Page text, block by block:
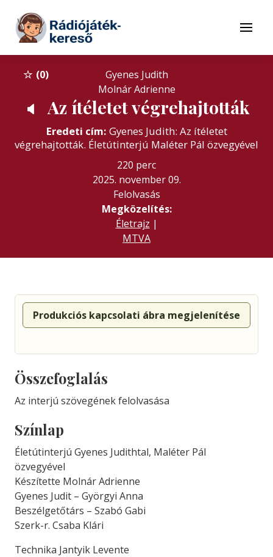
Tovább a tartalomhoz
Menü
0
Gyenes Judith
Molnár Adrienne
🔈 Az ítéletet végrehajtották
Eredeti cím: Gyenes Judith: Az ítéletet
végrehajtották. Életútinterjú Maléter Pál özvegyével
220 perc
2025. november 09.
Felolvasás
Megközelítés:
Életrajz |
MTVA
Produkciós kapcsolati ábra megjelenítése
Összefoglalás
Az interjú szövegének felolvasása
Színlap
Életútinterjú Gyenes Judithtal, Maléter Pál
özvegyével
Készítette Molnár Adrienne
Gyenes Judit – Györgyi Anna
Beszélgetőtárs – Szabó Gabi
Szerk-r. Csaba Klári
Technika Jantyik Levente